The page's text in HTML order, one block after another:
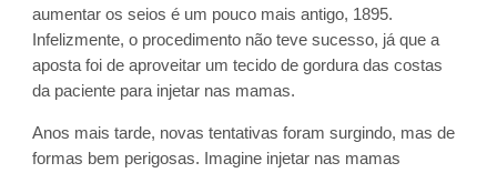
aumentar os seios é um pouco mais antigo, 1895.
Infelizmente, o procedimento não teve sucesso, já que a
aposta foi de aproveitar um tecido de gordura das costas
da paciente para injetar nas mamas.
Anos mais tarde, novas tentativas foram surgindo, mas de
formas bem perigosas. Imagine injetar nas mamas